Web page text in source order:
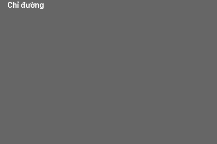
Chỉ đường